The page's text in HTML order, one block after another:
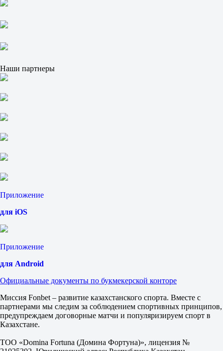
1
2
Пенджаб Амадора
-
Завтра в 18:00
1.62
Жеребьевка
1
1.90
2
Шри-Ланка. Премьер-лига
2
-
Сегодня в 17:00
1.90
1.80
1
2
Кувейт. Керала Премьер-лига
2
-
Идукки Феникс
Сегодня в 20:30
2.20
Наши партнеры
Приложение
для iOS
Приложение
для Android
Официальные документы по букмекерской конторе
Миссия Fonbet – развитие казахстанского спорта. Вместе с
партнерами мы следим за соблюдением спортивных принципов,
предупреждаем договорные матчи и популяризируем спорт в
Казахстане.
ТОО «Domina Fortuna (Домина Фортуна)», лицензия №